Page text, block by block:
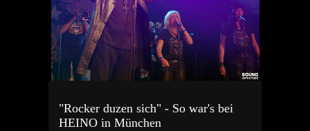
"Rocker duzen sich" - So war's bei
HEINO in München